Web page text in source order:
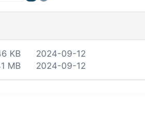
KB
2024-09-12
MB 2024-09-12